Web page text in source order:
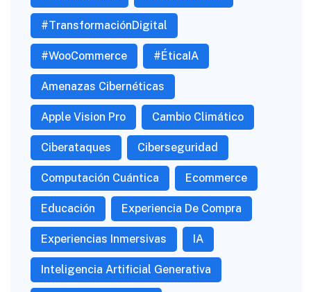
#TransformaciónDigital
#WooCommerce #ÉticaIA
Amenazas Cibernéticas
Apple Vision Pro Cambio Climático
Ciberataques Ciberseguridad
Computación Cuántica Ecommerce
Educación Experiencia De Compra
Experiencias Inmersivas IA
Inteligencia Artificial Generativa